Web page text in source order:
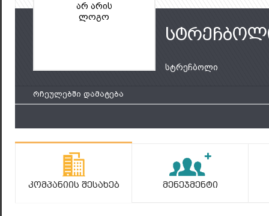
არ არის
ლოგო
სტრეჩბოლი
რჩეულებში დამატება
Კომპანიის Შესახებ Მენეჯმენტი